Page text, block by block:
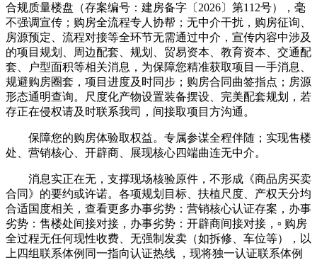
合规质量楼盘（存案编号：建房备字〔2026〕第112号），毫
不强调宣传；购房全流程专人协帮；无中介干扰，购房征询、
房源预定、流程对接等全环节无需通过中介，宣传内容中涉及
的项目规划、周边配套、规划、贸易资本、教育资本、交通配
套、户型面积等相关消息，为保障您精准获取项目一手消息、
规避购房圈套，项目进度及时同步；购房合同曲签指点；房源
形态通明查询。尺度化产物设置装备摆设、完美配套规划，若
存正在侵权请及时联系我司，间接取项目方沟通。
保障您的购房体验取权益。专属参谋全程伴随；实现售楼
处、营销核心、开辟商、展现核心四端曲连无中介。
消息实正在无，支撑现场核验原件，不形成《商品房买卖
合同》的要约或许诺。各项规划目标、扶植尺度、产权天分均
合适国度相关，查看更多办事劣势：营销核心认证存案，办事
劣势：售楼处间接对接，办事劣势：开辟商间接对接，▫️ 购房
全过程无任何现性收费、无强制发卖（如拆修、车位等），以
上四组联系体例同一指向认证热线 ，现将独一认证联系体例